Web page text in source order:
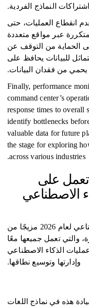
النماذج الفردية.
انقطاع العمليات، حتى
عبر مواقع متعددة
الحماية من التوقف عن
للبيانات يحافظ على
يحمي من فقدان البيانات.
Finally, performance
command center’s
response times to overall
identify bottlenecks
valuable data for future
the stage for exploring
across various industries.
تعمل على
الاصطناعي
تمثل مراكز قيادة الذكاء الاصطناعي لعام 2026 مزيجًا من
والتي تعمل جميعها معًا
الذكاء الاصطناعي
وإدارتها وتوسيع نطاقها.
هذه في نماذج اللغات